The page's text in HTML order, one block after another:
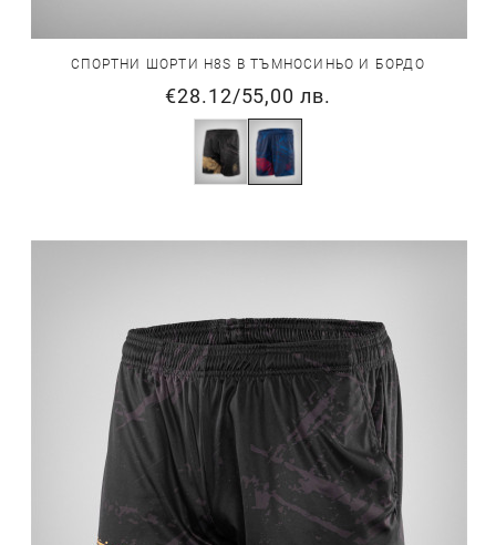
СПОРТНИ ШОРТИ H8S В ТЪМНОСИНЬО И БОРДО
€28.12/55,00 лв.